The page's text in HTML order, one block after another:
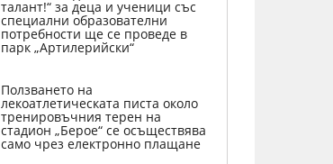
талант!“ за деца и ученици със
специални образователни
потребности ще се проведе в
парк „Артилерийски“
Ползването на
лекоатлетическата писта около
тренировъчния терен на
стадион „Берое“ се осъществява
само чрез електронно плащане